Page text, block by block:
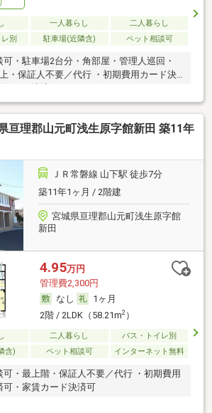
一人暮らし
二人暮らし
別
駐車場(近隣含) ペット相談可
可・駐車場2台分・角部屋・管理人巡回・
・保証人不要／代行 ・初期費用カード決
亘理郡山元町浅生原字館新田 築11年
ＪＲ常磐線 山下駅 徒歩7分
築11年1ヶ月 / 2階建
宮城県亘理郡山元町浅生原字館
新田
4.95万円
管理費2,300円
なし
1ヶ月
2階 / 2LDK（58.21m2）
二人暮らし
バス・トイレ別
含)
ペット相談可 インターネット無料
可・最上階・保証人不要／代行 ・初期費用
可・家賃カード決済可